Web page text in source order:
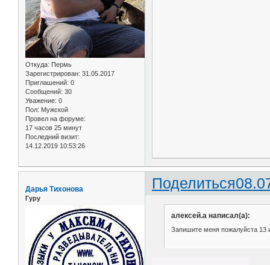
Откуда: Пермь
Зарегистрирован: 31.05.2017
Приглашений: 0
Сообщений: 30
Уважение: 0
Пол: Мужской
Провел на форуме:
17 часов 25 минут
Последний визит:
14.12.2019 10:53:26
Поделиться
Дарья Тихонова
Гуру
алексей.а написал(а):
Запишите меня пожалуйста 13